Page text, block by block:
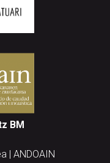
BM
| ANDOAIN